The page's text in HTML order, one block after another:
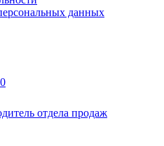
данных
0
отдела продаж